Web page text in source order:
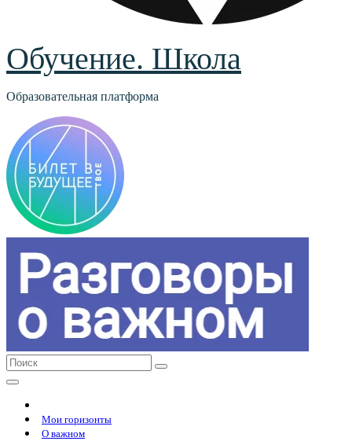
Обучение. Школа
Образовательная платформа
Мои горизонты
О важном